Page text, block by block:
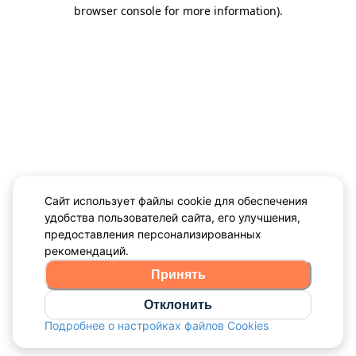
browser console for more information).
Сайт использует файлы cookie для обеспечения
удобства пользователей сайта, его улучшения,
предоставления персонализированных
рекомендаций.
Принять
Отклонить
Подробнее о настройках файлов Cookies